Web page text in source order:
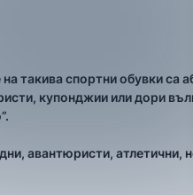
такива спортни обувки са
купонджии или дори
авантюристи, атлетични,